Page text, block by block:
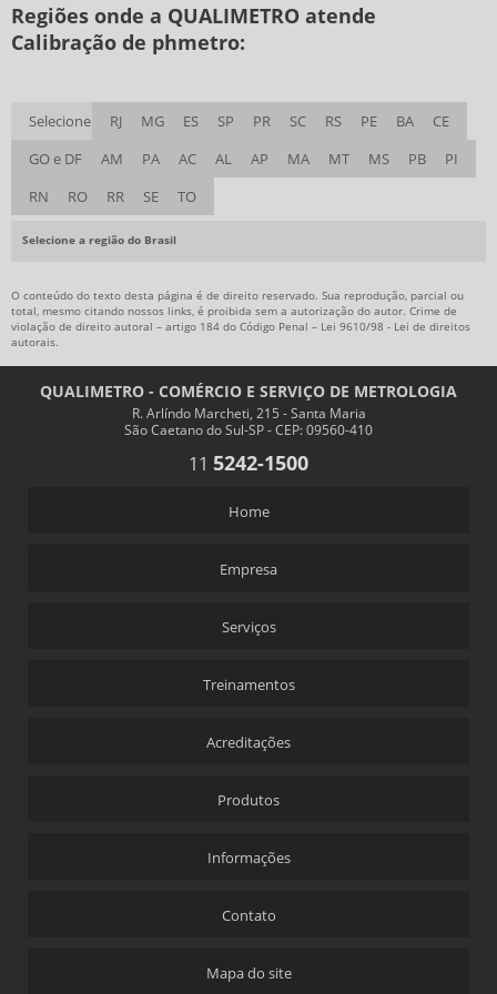
LABORATÓRIO DE CALIBRAÇÃO DE INSTRUMENTOS
LABORATÓRIO DE CALIBRAÇÃO DE INSTRUMENTOS DE MEDIÇÃO
Regiões onde a QUALIMETRO atende
Calibração de phmetro:
Selecione RJ MG ES SP PR SC RS PE BA
CE
GO e DF
AM PA AC AL AP MA MT MS PB
PI
RN
RO RR SE TO
Selecione a região do Brasil
O conteúdo do texto desta página é de direito reservado. Sua reprodução, parcial ou
total, mesmo citando nossos links, é proibida sem a autorização do autor. Crime de
violação de direito autoral – artigo 184 do Código Penal – Lei 9610/98 - Lei de direitos
autorais.
QUALIMETRO - COMÉRCIO E SERVIÇO DE METROLOGIA
R. Arlíndo Marcheti, 215 - Santa Maria
São Caetano do Sul-SP - CEP: 09560-410
11 5242-1500
Home
Empresa
Serviços
Treinamentos
Acreditações
Produtos
Informações
Contato
Mapa do site